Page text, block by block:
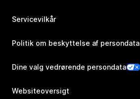
Servicevilkår
Politik om beskyttelse af persondata
Dine valg vedrørende persondata
Websiteoversigt